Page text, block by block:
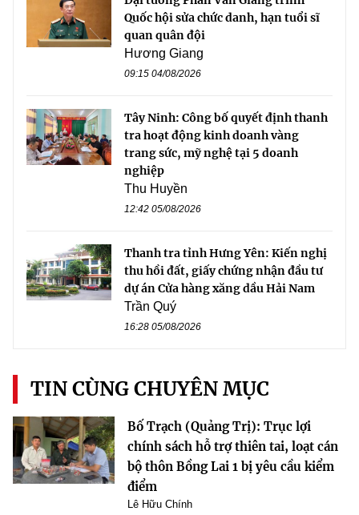
Quốc hội sửa chức danh, hạn tuổi sĩ
quan quân đội
Hương Giang
09:15 04/08/2026
Tây Ninh: Công bố quyết định thanh
tra hoạt động kinh doanh vàng
trang sức, mỹ nghệ tại 5 doanh
nghiệp
Thu Huyền
12:42 05/08/2026
Thanh tra tỉnh Hưng Yên: Kiến nghị
thu hồi đất, giấy chứng nhận đầu tư
dự án Cửa hàng xăng dầu Hải Nam
Trần Quý
16:28 05/08/2026
TIN CÙNG CHUYÊN MỤC
Bố Trạch (Quảng Trị): Trục lợi
chính sách hỗ trợ thiên tai, loạt cán
bộ thôn Bồng Lai 1 bị yêu cầu kiểm
điểm
Lê Hữu Chính